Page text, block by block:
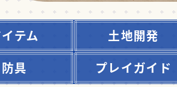
テム 土地開発
防具
プレイガイド